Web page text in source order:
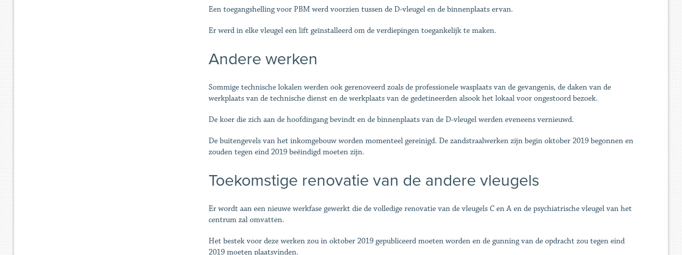
Een toegangshelling voor PBM werd voorzien tussen de D-vleugel en de binnenplaats ervan.
Er werd in elke vleugel een lift geïnstalleerd om de verdiepingen toegankelijk te maken.
Andere werken
Sommige technische lokalen werden ook gerenoveerd zoals de professionele wasplaats van de gevangenis, de daken van de
werkplaats van de technische dienst en de werkplaats van de gedetineerden alsook het lokaal voor ongestoord bezoek.
De koer die zich aan de hoofdingang bevindt en de binnenplaats van de D-vleugel werden eveneens vernieuwd.
De buitengevels van het inkomgebouw worden momenteel gereinigd. De zandstraalwerken zijn begin oktober 2019 begonnen en
zouden tegen eind 2019 beëindigd moeten zijn.
Toekomstige renovatie van de andere vleugels
Er wordt aan een nieuwe werkfase gewerkt die de volledige renovatie van de vleugels C en A en de psychiatrische vleugel van het
centrum zal omvatten.
Het bestek voor deze werken zou in oktober 2019 gepubliceerd moeten worden en de gunning van de opdracht zou tegen eind
2019 moeten plaatsvinden.